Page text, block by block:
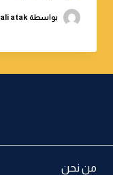
بواسطة ali atak
من نحن